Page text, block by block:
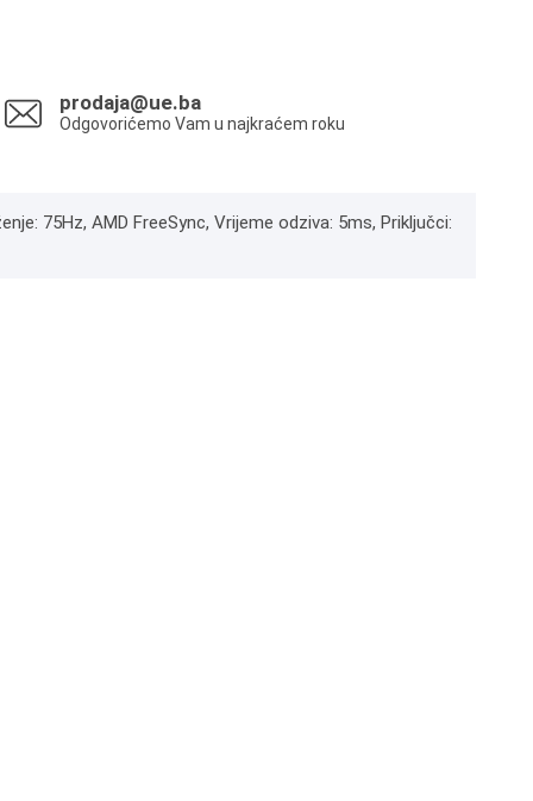
prodaja@ue.ba
Odgovorićemo Vam u najkraćem roku
75Hz, AMD FreeSync, Vrijeme odziva: 5ms, Priključci: